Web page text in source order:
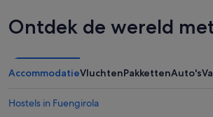
Ontdek de wereld
AccommodatieVluchtenPakkettenAuto's
Hostels in Fuengirola